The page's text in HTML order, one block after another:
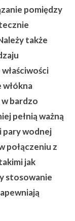
pomiędzy
także
włókna
bardzo
pełnią ważną
pary wodnej
połączeniu z
jak
stosowanie